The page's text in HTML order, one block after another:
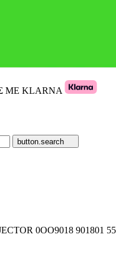
ΜΕ KLARNA
button.search
0OO9018 901801